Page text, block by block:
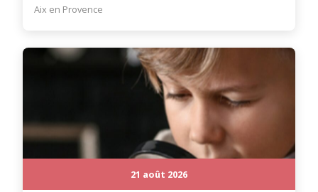
Aix en Provence
21 août 2026